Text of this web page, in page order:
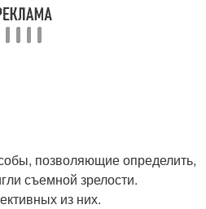
позволяющие определить,
съемной зрелости.
из них.